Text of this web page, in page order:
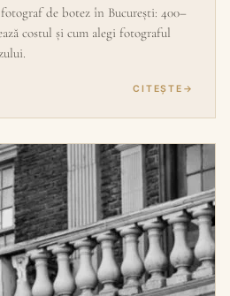
de botez în București: 400–
costul și cum alegi fotograful
CITEȘTE